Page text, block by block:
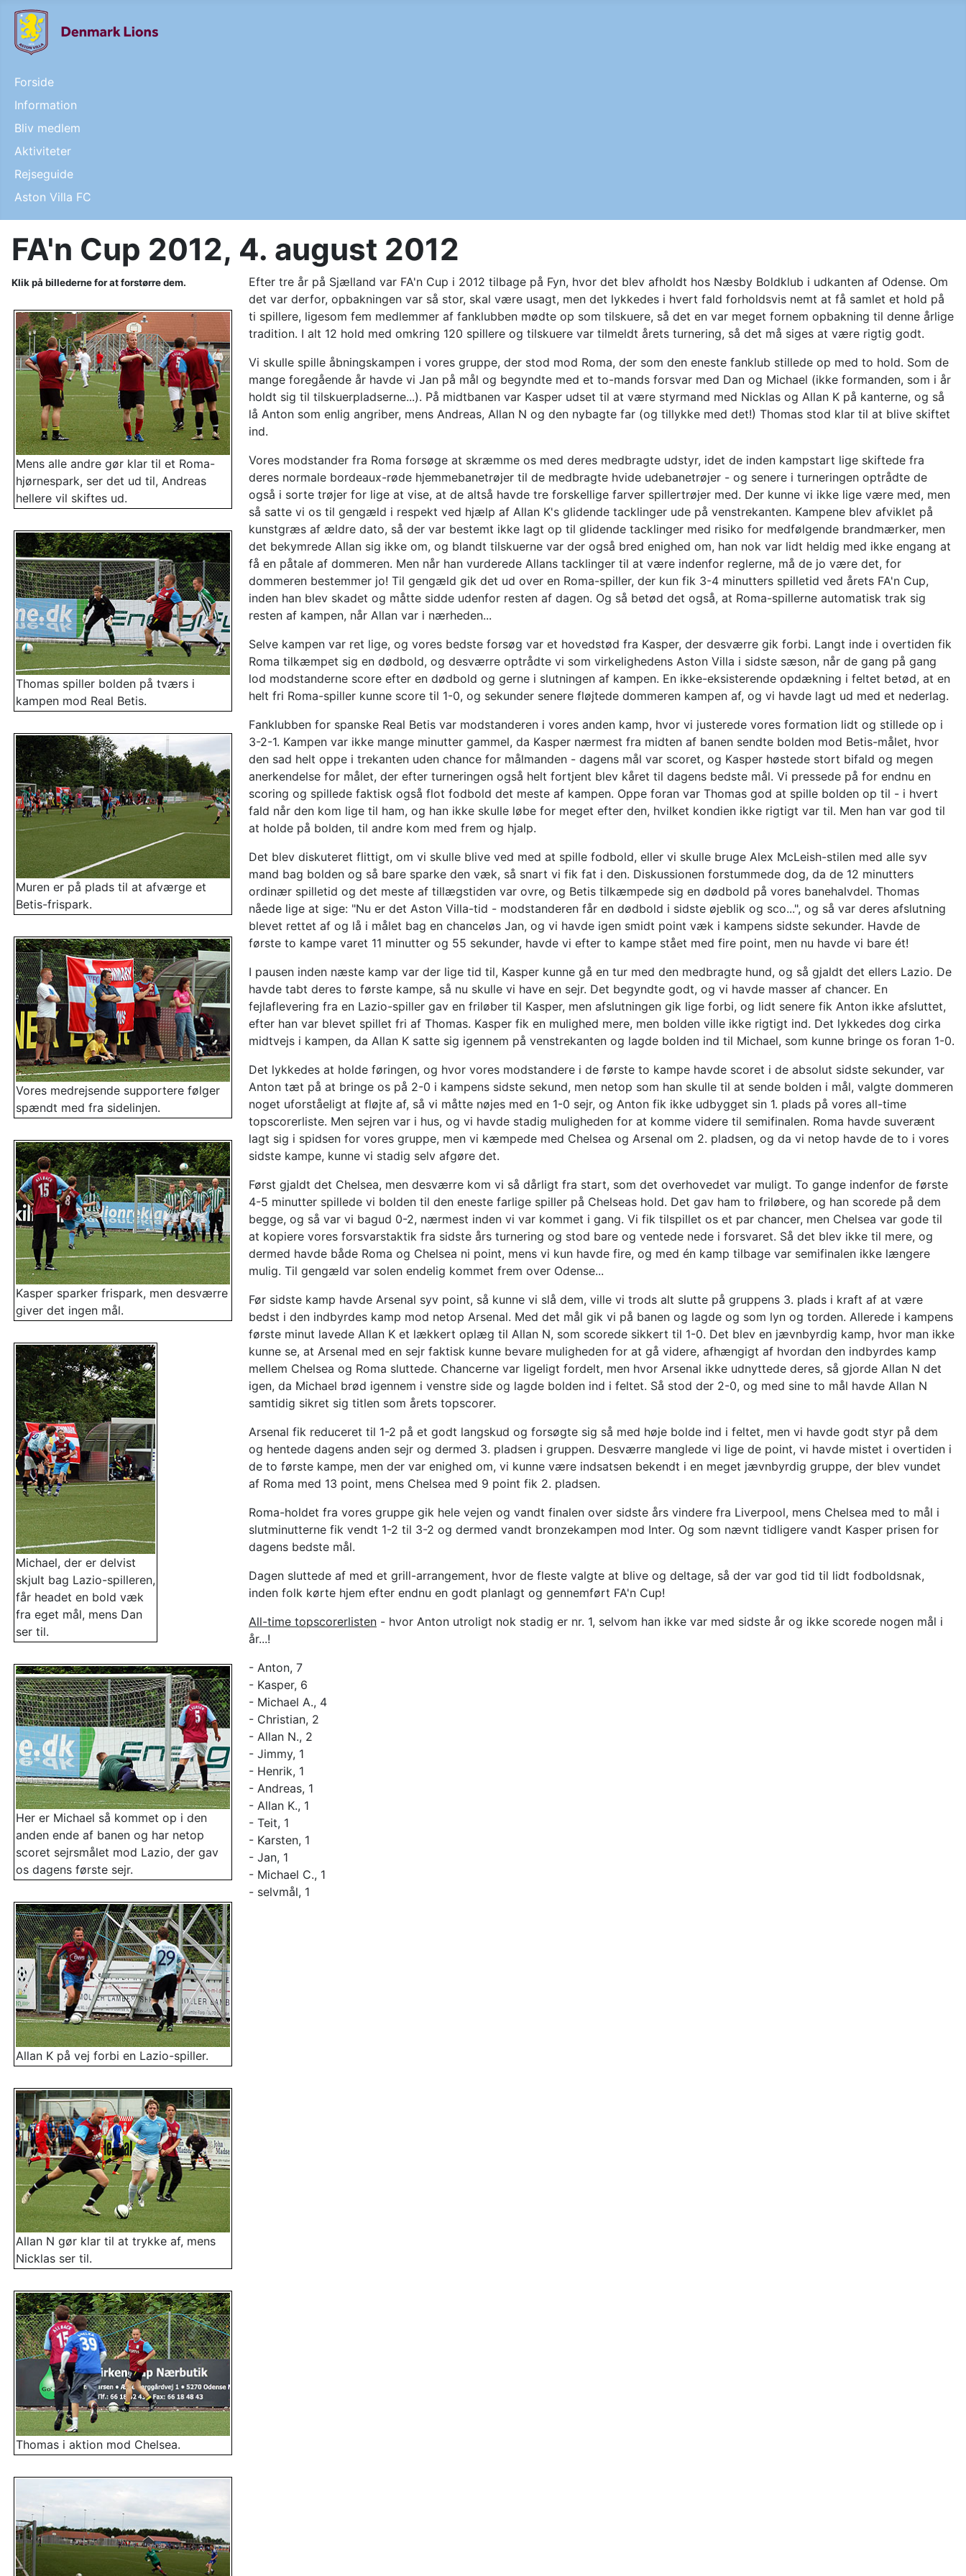
Forside
Information
Bliv medlem
Aktiviteter
Rejseguide
Aston Villa FC
FA'n Cup 2012, 4. august 2012
Klik på billederne for at forstørre dem.
Mens alle andre gør klar til et Roma-
hjørnespark, ser det ud til, Andreas
hellere vil skiftes ud.
Thomas spiller bolden på tværs i
kampen mod Real Betis.
Muren er på plads til at afværge et
Betis-frispark.
Vores medrejsende supportere følger
spændt med fra sidelinjen.
Kasper sparker frispark, men desværre
giver det ingen mål.
Michael, der er delvist
skjult bag Lazio-spilleren,
får headet en bold væk
fra eget mål, mens Dan
ser til.
Her er Michael så kommet op i den
anden ende af banen og har netop
scoret sejrsmålet mod Lazio, der gav
os dagens første sejr.
Allan K på vej forbi en Lazio-spiller.
Allan N gør klar til at trykke af, mens
Nicklas ser til.
Thomas i aktion mod Chelsea.
Efter tre år på Sjælland var FA'n Cup i 2012 tilbage på Fyn, hvor det blev afholdt hos Næsby Boldklub i udkanten af Odense. Om
det var derfor, opbakningen var så stor, skal være usagt, men det lykkedes i hvert fald forholdsvis nemt at få samlet et hold på
ti spillere, ligesom fem medlemmer af fanklubben mødte op som tilskuere, så det en var meget fornem opbakning til denne årlige
tradition. I alt 12 hold med omkring 120 spillere og tilskuere var tilmeldt årets turnering, så det må siges at være rigtig godt.
Vi skulle spille åbningskampen i vores gruppe, der stod mod Roma, der som den eneste fanklub stillede op med to hold. Som de
mange foregående år havde vi Jan på mål og begyndte med et to-mands forsvar med Dan og Michael (ikke formanden, som i år
holdt sig til tilskuerpladserne...). På midtbanen var Kasper udset til at være styrmand med Nicklas og Allan K på kanterne, og så
lå Anton som enlig angriber, mens Andreas, Allan N og den nybagte far (og tillykke med det!) Thomas stod klar til at blive skiftet
ind.
Vores modstander fra Roma forsøge at skræmme os med deres medbragte udstyr, idet de inden kampstart lige skiftede fra
deres normale bordeaux-røde hjemmebanetrøjer til de medbragte hvide udebanetrøjer - og senere i turneringen optrådte de
også i sorte trøjer for lige at vise, at de altså havde tre forskellige farver spillertrøjer med. Der kunne vi ikke lige være med, men
så satte vi os til gengæld i respekt ved hjælp af Allan K's glidende tacklinger ude på venstrekanten. Kampene blev afviklet på
kunstgræs af ældre dato, så der var bestemt ikke lagt op til glidende tacklinger med risiko for medfølgende brandmærker, men
det bekymrede Allan sig ikke om, og blandt tilskuerne var der også bred enighed om, han nok var lidt heldig med ikke engang at
få en påtale af dommeren. Men når han vurderede Allans tacklinger til at være indenfor reglerne, må de jo være det, for
dommeren bestemmer jo! Til gengæld gik det ud over en Roma-spiller, der kun fik 3-4 minutters spilletid ved årets FA'n Cup,
inden han blev skadet og måtte sidde udenfor resten af dagen. Og så betød det også, at Roma-spillerne automatisk trak sig
resten af kampen, når Allan var i nærheden...
Selve kampen var ret lige, og vores bedste forsøg var et hovedstød fra Kasper, der desværre gik forbi. Langt inde i overtiden fik
Roma tilkæmpet sig en dødbold, og desværre optrådte vi som virkelighedens Aston Villa i sidste sæson, når de gang på gang
lod modstanderne score efter en dødbold og gerne i slutningen af kampen. En ikke-eksisterende opdækning i feltet betød, at en
helt fri Roma-spiller kunne score til 1-0, og sekunder senere fløjtede dommeren kampen af, og vi havde lagt ud med et nederlag.
Fanklubben for spanske Real Betis var modstanderen i vores anden kamp, hvor vi justerede vores formation lidt og stillede op i
3-2-1. Kampen var ikke mange minutter gammel, da Kasper nærmest fra midten af banen sendte bolden mod Betis-målet, hvor
den sad helt oppe i trekanten uden chance for målmanden - dagens mål var scoret, og Kasper høstede stort bifald og megen
anerkendelse for målet, der efter turneringen også helt fortjent blev kåret til dagens bedste mål. Vi pressede på for endnu en
scoring og spillede faktisk også flot fodbold det meste af kampen. Oppe foran var Thomas god at spille bolden op til - i hvert
fald når den kom lige til ham, og han ikke skulle løbe for meget efter den, hvilket kondien ikke rigtigt var til. Men han var god til
at holde på bolden, til andre kom med frem og hjalp.
Det blev diskuteret flittigt, om vi skulle blive ved med at spille fodbold, eller vi skulle bruge Alex McLeish-stilen med alle syv
mand bag bolden og så bare sparke den væk, så snart vi fik fat i den. Diskussionen forstummede dog, da de 12 minutters
ordinær spilletid og det meste af tillægstiden var ovre, og Betis tilkæmpede sig en dødbold på vores banehalvdel. Thomas
nåede lige at sige: "Nu er det Aston Villa-tid - modstanderen får en dødbold i sidste øjeblik og sco...", og så var deres afslutning
blevet rettet af og lå i målet bag en chanceløs Jan, og vi havde igen smidt point væk i kampens sidste sekunder. Havde de
første to kampe varet 11 minutter og 55 sekunder, havde vi efter to kampe stået med fire point, men nu havde vi bare ét!
I pausen inden næste kamp var der lige tid til, Kasper kunne gå en tur med den medbragte hund, og så gjaldt det ellers Lazio. De
havde tabt deres to første kampe, så nu skulle vi have en sejr. Det begyndte godt, og vi havde masser af chancer. En
fejlaflevering fra en Lazio-spiller gav en friløber til Kasper, men afslutningen gik lige forbi, og lidt senere fik Anton ikke afsluttet,
efter han var blevet spillet fri af Thomas. Kasper fik en mulighed mere, men bolden ville ikke rigtigt ind. Det lykkedes dog cirka
midtvejs i kampen, da Allan K satte sig igennem på venstrekanten og lagde bolden ind til Michael, som kunne bringe os foran 1-0.
Det lykkedes at holde føringen, og hvor vores modstandere i de første to kampe havde scoret i de absolut sidste sekunder, var
Anton tæt på at bringe os på 2-0 i kampens sidste sekund, men netop som han skulle til at sende bolden i mål, valgte dommeren
noget uforståeligt at fløjte af, så vi måtte nøjes med en 1-0 sejr, og Anton fik ikke udbygget sin 1. plads på vores all-time
topscorerliste. Men sejren var i hus, og vi havde stadig muligheden for at komme videre til semifinalen. Roma havde suverænt
lagt sig i spidsen for vores gruppe, men vi kæmpede med Chelsea og Arsenal om 2. pladsen, og da vi netop havde de to i vores
sidste kampe, kunne vi stadig selv afgøre det.
Først gjaldt det Chelsea, men desværre kom vi så dårligt fra start, som det overhovedet var muligt. To gange indenfor de første
4-5 minutter spillede vi bolden til den eneste farlige spiller på Chelseas hold. Det gav ham to friløbere, og han scorede på dem
begge, og så var vi bagud 0-2, nærmest inden vi var kommet i gang. Vi fik tilspillet os et par chancer, men Chelsea var gode til
at kopiere vores forsvarstaktik fra sidste års turnering og stod bare og ventede nede i forsvaret. Så det blev ikke til mere, og
dermed havde både Roma og Chelsea ni point, mens vi kun havde fire, og med én kamp tilbage var semifinalen ikke længere
mulig. Til gengæld var solen endelig kommet frem over Odense...
Før sidste kamp havde Arsenal syv point, så kunne vi slå dem, ville vi trods alt slutte på gruppens 3. plads i kraft af at være
bedst i den indbyrdes kamp mod netop Arsenal. Med det mål gik vi på banen og lagde og som lyn og torden. Allerede i kampens
første minut lavede Allan K et lækkert oplæg til Allan N, som scorede sikkert til 1-0. Det blev en jævnbyrdig kamp, hvor man ikke
kunne se, at Arsenal med en sejr faktisk kunne bevare muligheden for at gå videre, afhængigt af hvordan den indbyrdes kamp
mellem Chelsea og Roma sluttede. Chancerne var ligeligt fordelt, men hvor Arsenal ikke udnyttede deres, så gjorde Allan N det
igen, da Michael brød igennem i venstre side og lagde bolden ind i feltet. Så stod der 2-0, og med sine to mål havde Allan N
samtidig sikret sig titlen som årets topscorer.
Arsenal fik reduceret til 1-2 på et godt langskud og forsøgte sig så med høje bolde ind i feltet, men vi havde godt styr på dem
og hentede dagens anden sejr og dermed 3. pladsen i gruppen. Desværre manglede vi lige de point, vi havde mistet i overtiden i
de to første kampe, men der var enighed om, vi kunne være indsatsen bekendt i en meget jævnbyrdig gruppe, der blev vundet
af Roma med 13 point, mens Chelsea med 9 point fik 2. pladsen.
Roma-holdet fra vores gruppe gik hele vejen og vandt finalen over sidste års vindere fra Liverpool, mens Chelsea med to mål i
slutminutterne fik vendt 1-2 til 3-2 og dermed vandt bronzekampen mod Inter. Og som nævnt tidligere vandt Kasper prisen for
dagens bedste mål.
Dagen sluttede af med et grill-arrangement, hvor de fleste valgte at blive og deltage, så der var god tid til lidt fodboldsnak,
inden folk kørte hjem efter endnu en godt planlagt og gennemført FA'n Cup!
All-time topscorerlisten - hvor Anton utroligt nok stadig er nr. 1, selvom han ikke var med sidste år og ikke scorede nogen mål i
år...!
- Anton, 7
- Kasper, 6
- Michael A., 4
- Christian, 2
- Allan N., 2
- Jimmy, 1
- Henrik, 1
- Andreas, 1
- Allan K., 1
- Teit, 1
- Karsten, 1
- Jan, 1
- Michael C., 1
- selvmål, 1